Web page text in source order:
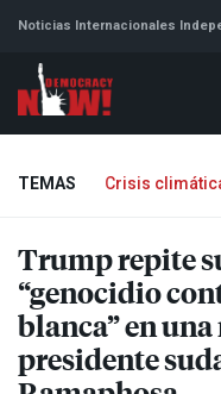
Noticias Internacionales
TEMAS Crisis
Trump repite
“genocidio
blanca” en
presidente